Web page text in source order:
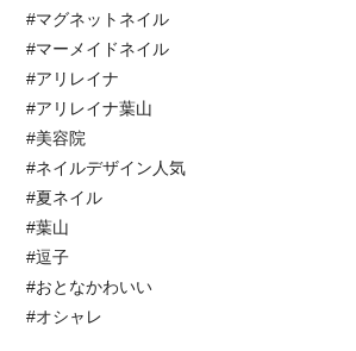
#マグネットネイル
#マーメイドネイル
#アリレイナ
#アリレイナ葉山
#美容院
#ネイルデザイン人気
#夏ネイル
#葉山
#逗子
#おとなかわいい
#オシャレ